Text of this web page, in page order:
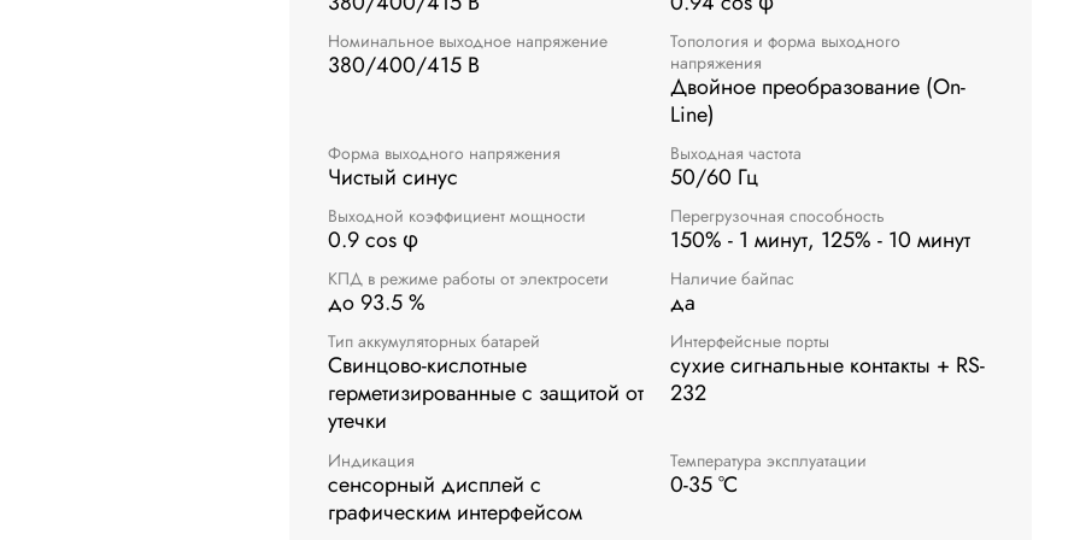
Номинальное выходное напряжение
380/400/415 В
Топология и форма выходного
напряжения
Двойное преобразование (On-
Line)
Форма выходного напряжения
Чистый синус
Выходная частота
50/60 Гц
Выходной коэффициент мощности
0.9 cos φ
Перегрузочная способность
150% - 1 минут, 125% - 10 минут
КПД в режиме работы от электросети
до 93.5 %
Наличие байпас
да
Тип аккумуляторных батарей
Свинцово-кислотные
герметизированные с защитой от
утечки
Интерфейсные порты
сухие сигнальные контакты + RS-
232
Индикация
сенсорный дисплей с
графическим интерфейсом
Температура эксплуатации
0-35 °C